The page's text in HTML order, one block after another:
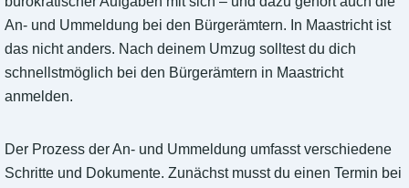
An- und Ummeldung bei den Bürgerämtern. In Maastricht ist
das nicht anders. Nach deinem Umzug solltest du dich
schnellstmöglich bei den Bürgerämtern in Maastricht
anmelden.
Der Prozess der An- und Ummeldung umfasst verschiedene
Schritte und Dokumente. Zunächst musst du einen Termin bei